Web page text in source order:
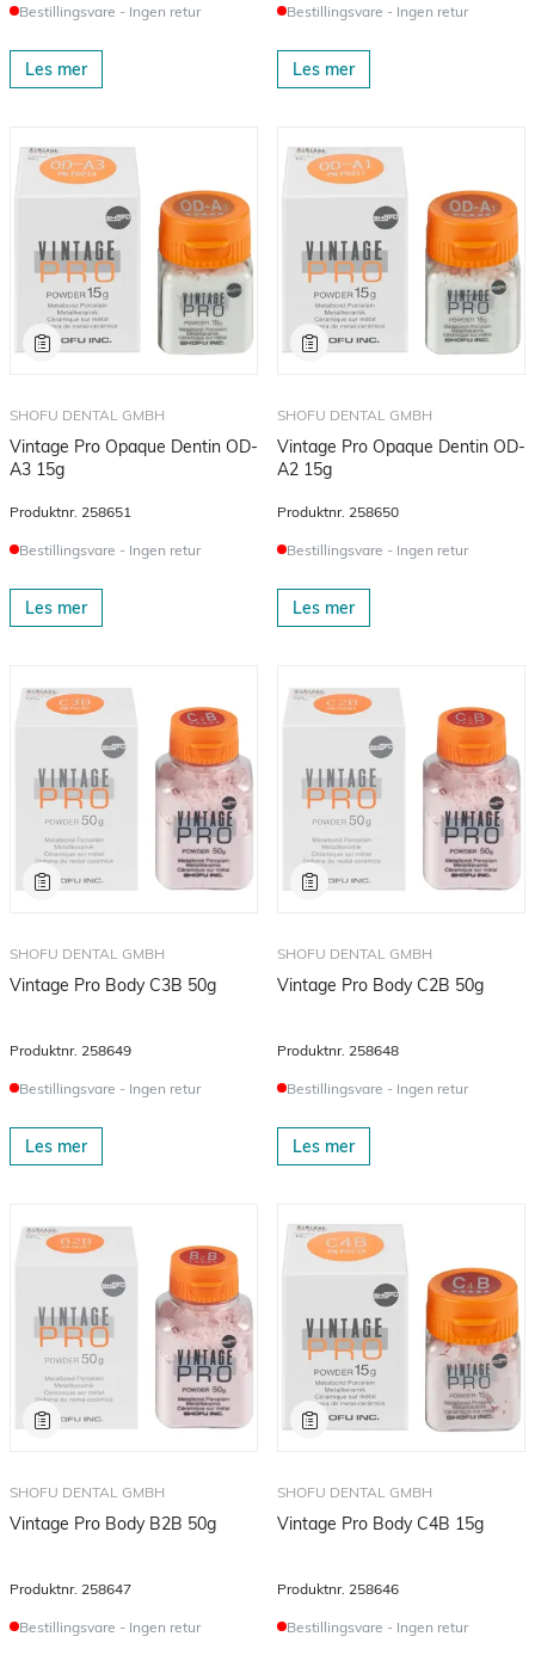
Bestillingsvare - Ingen retur
Les mer
Bestillingsvare - Ingen retur
Les mer
SHOFU DENTAL GMBH
Vintage Pro Opaque Dentin OD-
A3 15g
Produktnr. 258651
Bestillingsvare - Ingen retur
Les mer
SHOFU DENTAL GMBH
Vintage Pro Opaque Dentin OD-
A2 15g
Produktnr. 258650
Bestillingsvare - Ingen retur
Les mer
SHOFU DENTAL GMBH
Vintage Pro Body C3B 50g
Produktnr. 258649
Bestillingsvare - Ingen retur
Les mer
SHOFU DENTAL GMBH
Vintage Pro Body C2B 50g
Produktnr. 258648
Bestillingsvare - Ingen retur
Les mer
SHOFU DENTAL GMBH
Vintage Pro Body B2B 50g
Produktnr. 258647
Bestillingsvare - Ingen retur
SHOFU DENTAL GMBH
Vintage Pro Body C4B 15g
Produktnr. 258646
Bestillingsvare - Ingen retur